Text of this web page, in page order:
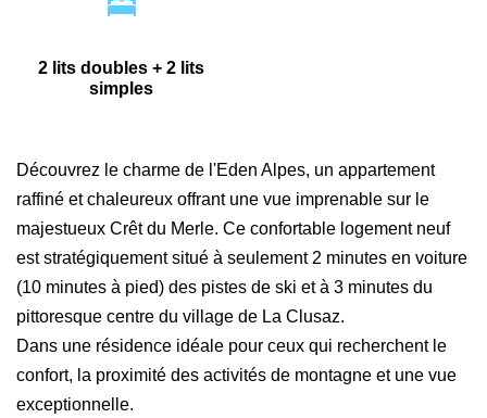
2 lits doubles + 2 lits
simples
Découvrez le charme de l'Eden Alpes, un appartement
raffiné et chaleureux offrant une vue imprenable sur le
majestueux Crêt du Merle. Ce confortable logement neuf
est stratégiquement situé à seulement 2 minutes en voiture
(10 minutes à pied) des pistes de ski et à 3 minutes du
pittoresque centre du village de La Clusaz.
Dans une résidence idéale pour ceux qui recherchent le
confort, la proximité des activités de montagne et une vue
exceptionnelle.